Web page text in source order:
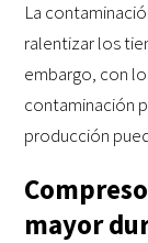
La
ralentizar los
embargo, con
contaminación
producción
mayor